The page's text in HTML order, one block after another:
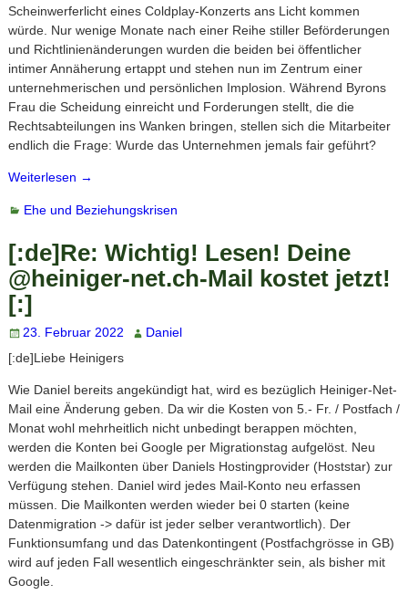
Scheinwerferlicht eines Coldplay-Konzerts ans Licht kommen
würde. Nur wenige Monate nach einer Reihe stiller Beförderungen
und Richtlinienänderungen wurden die beiden bei öffentlicher
intimer Annäherung ertappt und stehen nun im Zentrum einer
unternehmerischen und persönlichen Implosion. Während Byrons
Frau die Scheidung einreicht und Forderungen stellt, die die
Rechtsabteilungen ins Wanken bringen, stellen sich die Mitarbeiter
endlich die Frage: Wurde das Unternehmen jemals fair geführt?
Weiterlesen →
Ehe und Beziehungskrisen
[:de]Re: Wichtig! Lesen! Deine
@heiniger-net.ch-Mail kostet jetzt!
[:]
23. Februar 2022
Daniel
[:de]Liebe Heinigers
Wie Daniel bereits angekündigt hat, wird es bezüglich Heiniger-Net-
Mail eine Änderung geben. Da wir die Kosten von 5.- Fr. / Postfach /
Monat wohl mehrheitlich nicht unbedingt berappen möchten,
werden die Konten bei Google per Migrationstag aufgelöst. Neu
werden die Mailkonten über Daniels Hostingprovider (Hoststar) zur
Verfügung stehen. Daniel wird jedes Mail-Konto neu erfassen
müssen. Die Mailkonten werden wieder bei 0 starten (keine
Datenmigration -> dafür ist jeder selber verantwortlich). Der
Funktionsumfang und das Datenkontingent (Postfachgrösse in GB)
wird auf jeden Fall wesentlich eingeschränkter sein, als bisher mit
Google.